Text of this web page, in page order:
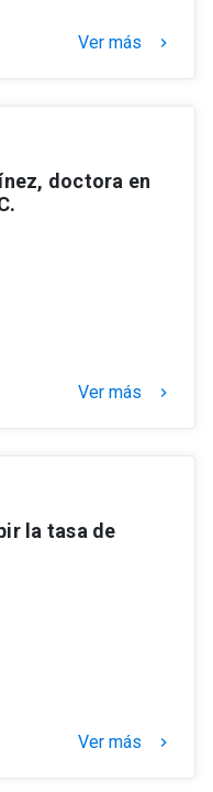
Ver más keyboard_arrow_right
doctora en
Ver más keyboard_arrow_right
la tasa de
Ver más keyboard_arrow_right